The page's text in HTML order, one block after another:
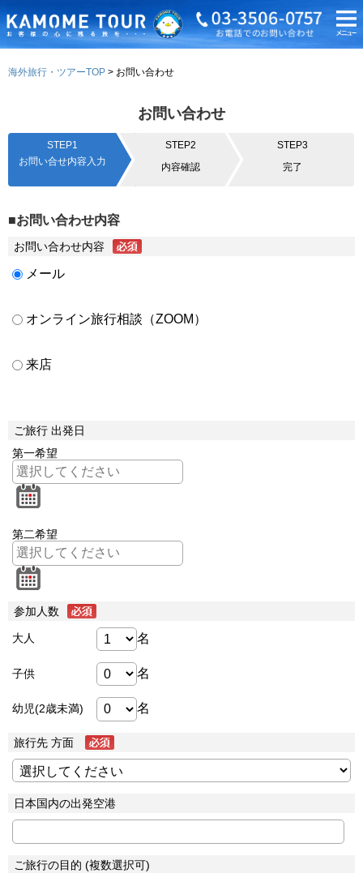
海外旅行・ツアーTOP お問い合わせ
お問い合わせ
STEP1
お問い合せ内容入力
STEP2
内容確認
STEP3
完了
■お問い合わせ内容
お問い合わせ内容
メール
オンライン旅行相談（ZOOM）
来店
ご旅行 出発日
第一希望
第二希望
参加人数
大人 名
子供 名
幼児(2歳未満) 名
旅行先 方面
日本国内の出発空港
ご旅行の目的 (複数選択可)